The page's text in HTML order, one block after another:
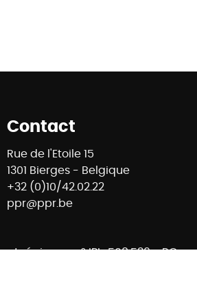
Contact
Rue de l'Etoile 15
1301 Bierges - Belgique
+32 (0)10/42.02.22
ppr@ppr.be
régisseur n° IPI : 508.539 - RC